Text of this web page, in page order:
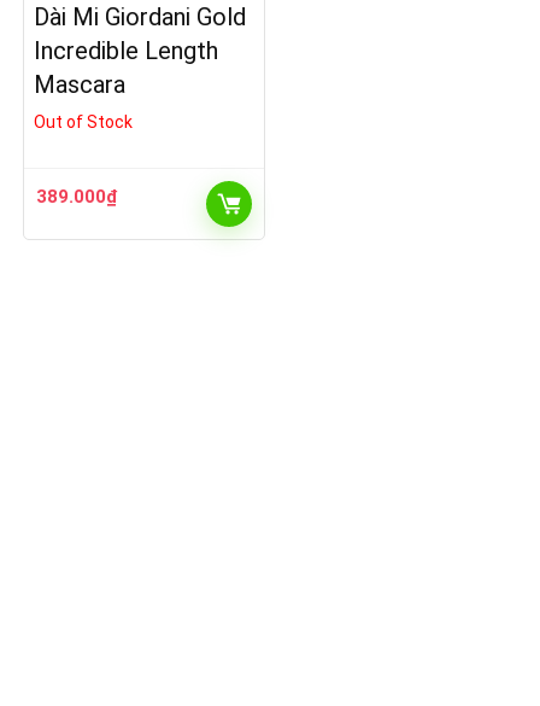
Dài Mi Giordani Gold
Incredible Length
Mascara
Out of Stock
389.000₫